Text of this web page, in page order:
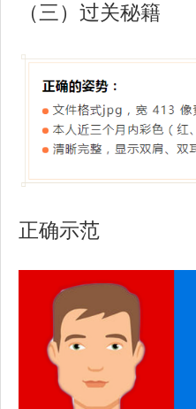
（三）过关秘籍
正确示范